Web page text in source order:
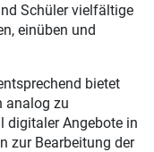
Schüler vielfältige
einüben und
bietet
analog zu
digitaler Angebote in
zur Bearbeitung der